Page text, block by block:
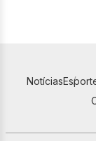
Notícias